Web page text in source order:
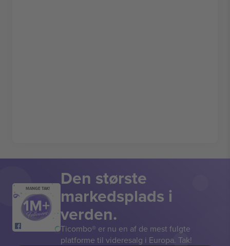
MANGE TAK! Den største
markedsplads i
verden.
Ticombo® er nu en af de mest fulgte
platforme til videresalg i Europa. Tak!